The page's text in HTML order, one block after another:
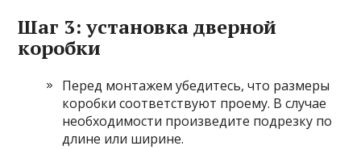
Шаг 3: установка дверной
коробки
Перед монтажем убедитесь, что размеры
коробки соответствуют проему. В случае
необходимости произведите подрезку по
длине или ширине.